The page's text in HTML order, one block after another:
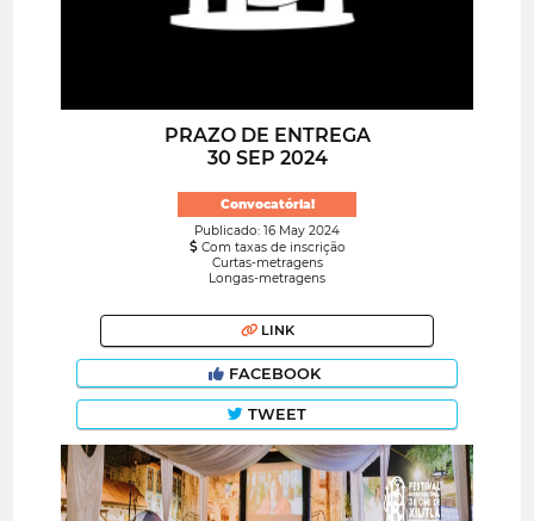
PRAZO DE ENTREGA
30 SEP 2024
Convocatória!
Publicado: 16 May 2024
Com taxas de inscrição
Curtas-metragens
Longas-metragens
LINK
FACEBOOK
TWEET